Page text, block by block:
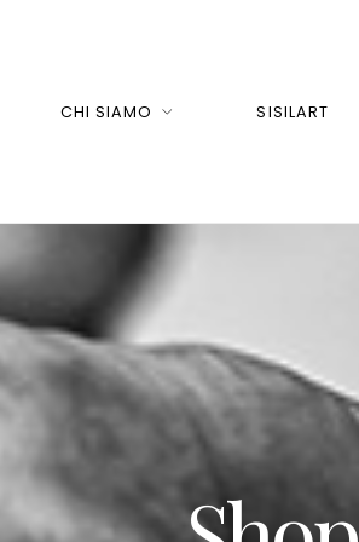
CHI SIAMO SISILART